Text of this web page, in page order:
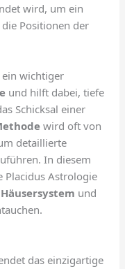
wird, um ein
Positionen der
ein wichtiger
und hilft dabei, tiefe
Schicksal einer
wird oft von
detaillierte
In diesem
Astrologie
und
das einzigartige